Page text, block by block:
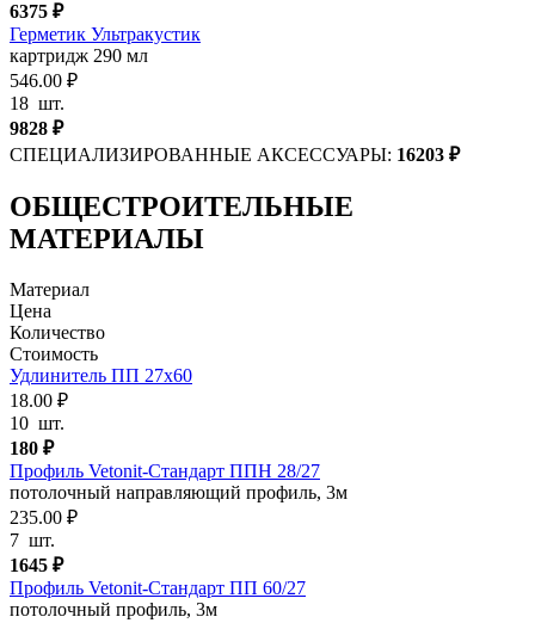
6375 ₽
Герметик Ультракустик
картридж 290 мл
546.00 ₽
18 шт.
9828 ₽
СПЕЦИАЛИЗИРОВАННЫЕ АКСЕССУАРЫ: 16203 ₽
ОБЩЕСТРОИТЕЛЬНЫЕ
МАТЕРИАЛЫ
Материал
Цена
Количество
Стоимость
Удлинитель ПП 27х60
18.00 ₽
10 шт.
180 ₽
Профиль Vetonit-Стандарт ППН 28/27
потолочный направляющий профиль, 3м
235.00 ₽
7 шт.
1645 ₽
Профиль Vetonit-Стандарт ПП 60/27
потолочный профиль, 3м